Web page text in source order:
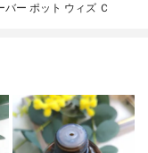
ー ポット ウィズ Ｃ